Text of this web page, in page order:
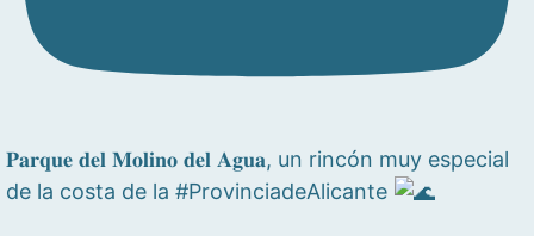
𝐏𝐚𝐫𝐪𝐮𝐞 𝐝𝐞𝐥 𝐌𝐨𝐥𝐢𝐧𝐨 𝐝𝐞𝐥 𝐀𝐠𝐮𝐚, un rincón muy especial
de la costa de la #ProvinciadeAlicante